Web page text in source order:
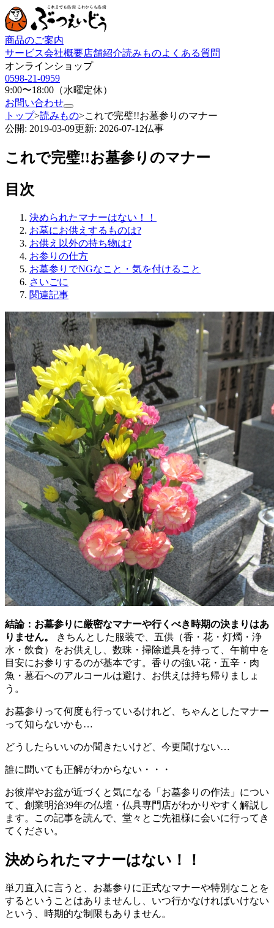
商品のご案内
サービス会社概要店舗紹介読みものよくある質問
オンラインショップ
0598-21-0959
9:00〜18:00（水曜定休）
お問い合わせ
トップ>読みもの>これで完璧!!お墓参りのマナー
公開: 2019-03-09更新: 2026-07-12仏事
これで完璧!!お墓参りのマナー
目次
決められたマナーはない！！
お墓にお供えするものは?
お供え以外の持ち物は?
お参りの仕方
お墓参りでNGなこと・気を付けること
さいごに
関連記事
結論：お墓参りに厳密なマナーや行くべき時期の決まりはあ
りません。
きちんとした服装で、五供（香・花・灯燭・浄
水・飲食）をお供えし、数珠・掃除道具を持って、午前中を
目安にお参りするのが基本です。香りの強い花・五辛・肉
魚・墓石へのアルコールは避け、お供えは持ち帰りましょ
う。
お墓参りって何度も行っているけれど、ちゃんとしたマナー
って知らないかも…
どうしたらいいのか聞きたいけど、今更聞けない…
誰に聞いても正解がわからない・・・
お彼岸やお盆が近づくと気になる「お墓参りの作法」につい
て、創業明治39年の仏壇・仏具専門店がわかりやすく解説し
ます。この記事を読んで、堂々とご先祖様に会いに行ってき
てください。
決められたマナーはない！！
単刀直入に言うと、お墓参りに正式なマナーや特別なことを
するということはありませんし、いつ行かなければいけない
という、時期的な制限もありません。